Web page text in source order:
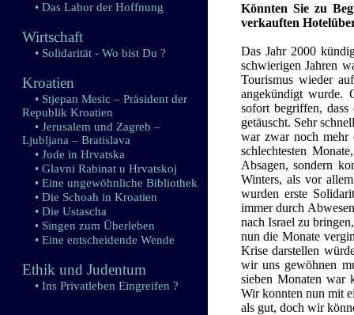
• Das Labor der Hoffnung
Wirtschaft
• Solidarität - Wo bist Du ?
Kroatien
• Stjepan Mesic – Präsident der
Republik Kroatien
• Jerusalem und Zagreb –
Ljubljana – Bratislava
• Jude in Hrvatska
• Glavni Rabinat u Hrvatskoj
• Eine ungewöhnliche Bibliothek
• Die Schoah in Kroatien
• Die Ustascha
• Singen zum Überleben
• Eine entscheidende Wende
Ethik und Judentum
• Ins Privatleben Eingreifen ?
Könnten Sie zu
verkauften
Das Jahr 2000
schwierigen Jahren
Tourismus wieder
angekündigt wurde.
sofort begriffen,
getäuscht. Sehr
war zwar noch mehr
schlechtesten
Absagen, sondern
Winters, als vor
wurden erste
immer durch
nach Israel zu
nun die Monate
Krise darstellen
wir uns gewöhnen
sieben Monaten war
Wir konnten nun mit
als gut, doch wir